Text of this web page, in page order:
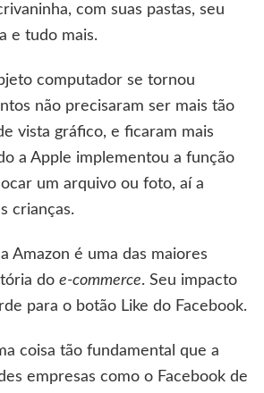
com suas pastas, seu
e tudo mais.
computador se tornou
não precisaram ser mais tão
vista gráfico, e ficaram mais
a Apple implementou a função
um arquivo ou foto, aí a
crianças.
Amazon é uma das maiores
do e-commerce. Seu impacto
para o botão Like do Facebook.
coisa tão fundamental que a
empresas como o Facebook de